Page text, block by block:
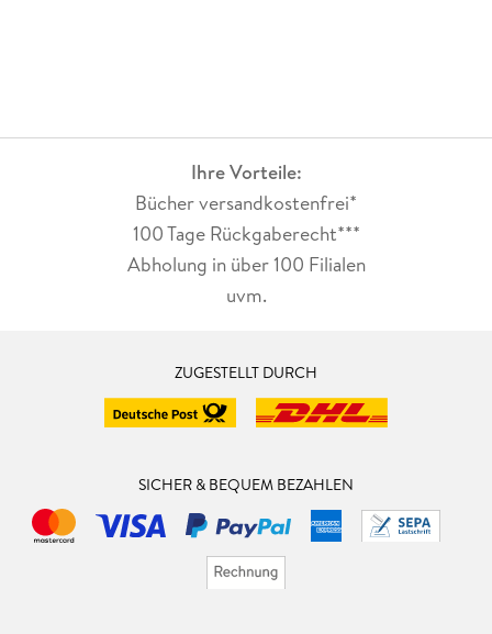
Ihre Vorteile:
Bücher versandkostenfrei*
100 Tage Rückgaberecht***
Abholung in über 100 Filialen
uvm.
ZUGESTELLT DURCH
SICHER & BEQUEM BEZAHLEN